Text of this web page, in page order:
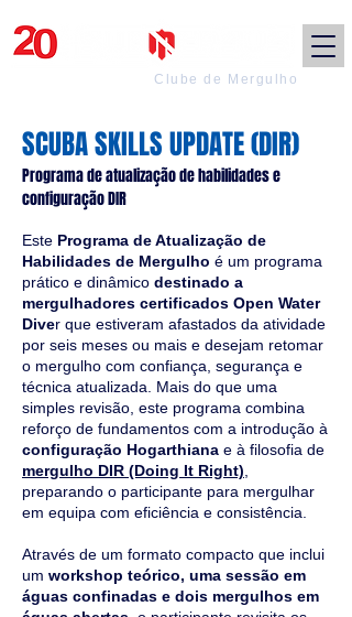
Clube de Mergulho
SCUBA SKILLS UPDATE (DIR)
Programa de atualização de habilidades e
configuração DIR
Este Programa de Atualização de
Habilidades de Mergulho é um programa
prático e dinâmico destinado a
mergulhadores certificados Open Water
Diver que estiveram afastados da atividade
por seis meses ou mais e desejam retomar
o mergulho com confiança, segurança e
técnica atualizada. Mais do que uma
simples revisão, este programa combina
reforço de fundamentos com a introdução à
configuração Hogarthiana e à filosofia de
mergulho DIR (Doing It Right)
preparando o participante para mergulhar
em equipa com eficiência e consistência.
Através de um formato compacto que inclui
um workshop teórico, uma sessão em
águas confinadas e dois mergulhos em